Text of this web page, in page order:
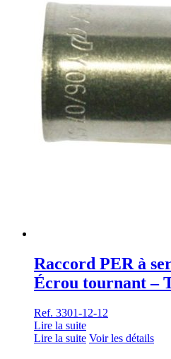
Raccord PER à
Écrou tournant –
Ref. 3301-12-12
Lire la suite
Lire la suite Voir les détails